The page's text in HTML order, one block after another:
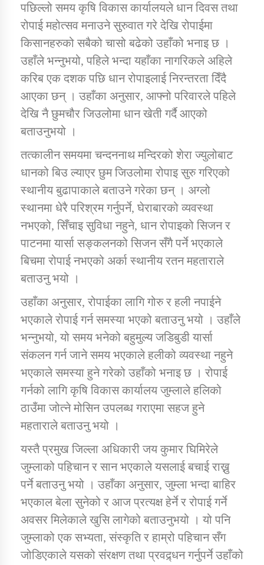
कार्यक्रम कार्यान्वयन एकाई जुम्लाको सुचना
कर्णाली प्राविधि शिक्षालय जुम्लाको सुचना
तातोपानी गाउँपालिकाको न्यायिक समिति सम्बन्धी सन्देश
तातोपानी गाउँपालिका जुम्लाको महिला तथा लैङ्गिक हिंसा
सम्बन्धी सूचना सन्देश
तातोपानी गाउँपालिका जुम्लाको महिनावारी सम्बन्धिकाे
सन्देश
तातोपानी गाउँपालिका जुम्लाको सूचना
पछिल्लो समय कृषि विकास कार्यालयले धान दिवस तथा
रोपाई महोत्सव मनाउने सुरुवात गरे देखि रोपाईमा
किसानहरुको सबैको चासो बढेको उहाँको भनाइ छ ।
उहाँले भन्नुभयो, पहिले भन्दा यहाँका नागरिकले अहिले
करिब एक दशक पछि धान रोपाइलाई निरन्तरता दिँदै
आएका छन् । उहाँका अनुसार, आफ्नो परिवारले पहिले
देखि नै छुमचौर जिउलोमा धान खेती गर्दै आएको
बताउनुभयो ।
तत्कालीन समयमा चन्दननाथ मन्दिरको शेरा ज्युलोबाट
धानको बिउ ल्याएर छुम जिउलोमा रोपाइ सुरु गरिएको
स्थानीय बुढापाकाले बताउने गरेका छन् । अग्लो
स्थानमा धेरै परिश्रम गर्नुपर्ने, घेराबारको व्यवस्था
नभएको, सिँचाइ सुविधा नहुने, धान रोपाइको सिजन र
पाटनमा यार्सा सङ्कलनको सिजन सँगै पर्ने भएकाले
बिचमा रोपाई नभएको अर्का स्थानीय रतन महताराले
बताउनु भयो ।
उहाँका अनुसार, रोपाईका लागि गोरु र हली नपाईने
भएकाले रोपाई गर्न समस्या भएको बताउनु भयो । उहाँले
भन्नुभयो, यो समय भनेको बहुमुल्य जडिबुडी यार्सा
संकलन गर्न जाने समय भएकाले हलीको व्यवस्था नहुने
भएकाले समस्या हुने गरेको उहाँको भनाइ छ । रोपाई
गर्नको लागि कृषि विकास कार्यालय जुम्लाले हलिको
ठाउँमा जोत्ने मोसिन उपलब्ध गराएमा सहज हुने
महताराले बताउनु भयो ।
यस्तै प्रमुख जिल्ला अधिकारी जय कुमार घिमिरेले
जुम्लाको पहिचान र सान भएकाले यसलाई बचाई राख्नु
पर्ने बताउनु भयो । उहाँका अनुसार, जुम्ला भन्दा बाहिर
भएकाल बेला सुनेको र आज प्रत्यक्ष हेर्ने र रोपाई गर्ने
अवसर मिलेकाले खुसि लागेको बताउनुभयो । यो पनि
जुम्लाको एक सभ्यता, संस्कृति र हाम्रो पहिचान सँग
जोडिएकाले यसको संरक्षण तथा प्रवद्र्धन गर्नुपर्ने उहाँको